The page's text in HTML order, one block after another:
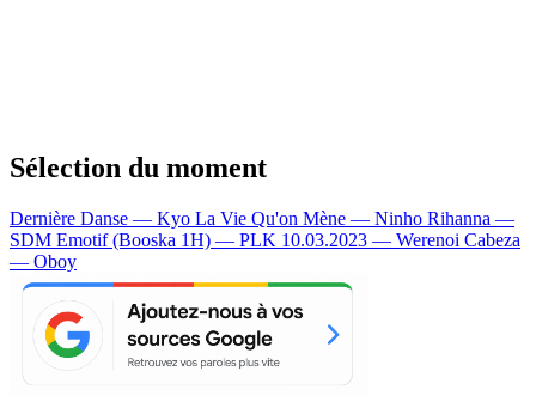
Sélection du moment
Dernière Danse — Kyo La Vie Qu'on Mène — Ninho Rihanna —
SDM Emotif (Booska 1H) — PLK 10.03.2023 — Werenoi Cabeza
— Oboy